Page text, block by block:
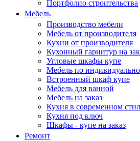
Портфолио строительства
Мебель
Производство мебели
Мебель от производителя
Кухни от производителя
Кухонный гарнитур на
Угловые шкафы купе
Мебель по
Встроенный шкаф купе
Мебель для ванной
Мебель на заказ
Кухня в современном
Кухня под ключ
Шкафы - купе на заказ
Ремонт